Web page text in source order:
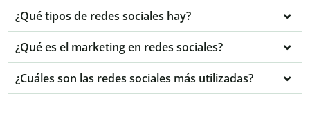
¿Qué tipos de redes sociales hay?
¿Qué es el marketing en redes sociales?
¿Cuáles son las redes sociales más utilizadas?